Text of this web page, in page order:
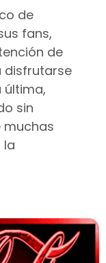
de
fans,
de
disfrutarse
última,
sin
muchas
la